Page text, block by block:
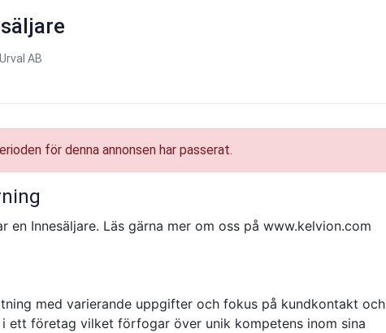
AB
för denna annonsen har passerat.
en Innesäljare. Läs gärna mer om oss på www.kelvion.com
med varierande uppgifter och fokus på kundkontakt och
ett företag vilket förfogar över unik kompetens inom sina